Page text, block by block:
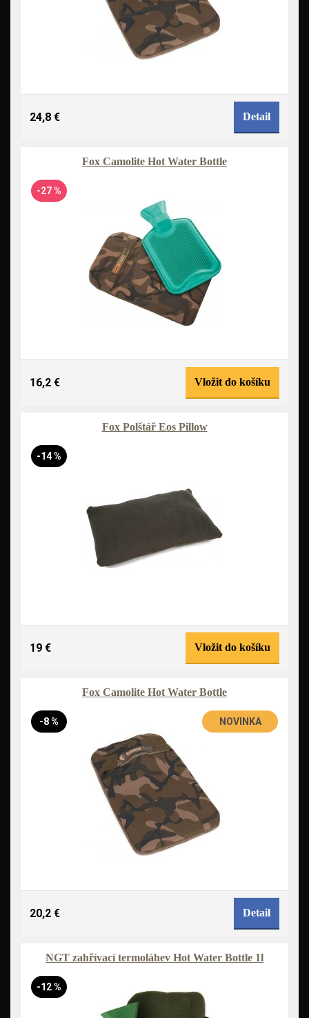
24,8 € Detail
Fox Camolite Hot Water Bottle
-27 %
16,2 € Vložit do košíku
Fox Polštář Eos Pillow
-14 %
19 € Vložit do košíku
Fox Camolite Hot Water Bottle
-8 % NOVINKA
20,2 € Detail
NGT zahřívací termoláhev Hot Water Bottle 1l
-12 %